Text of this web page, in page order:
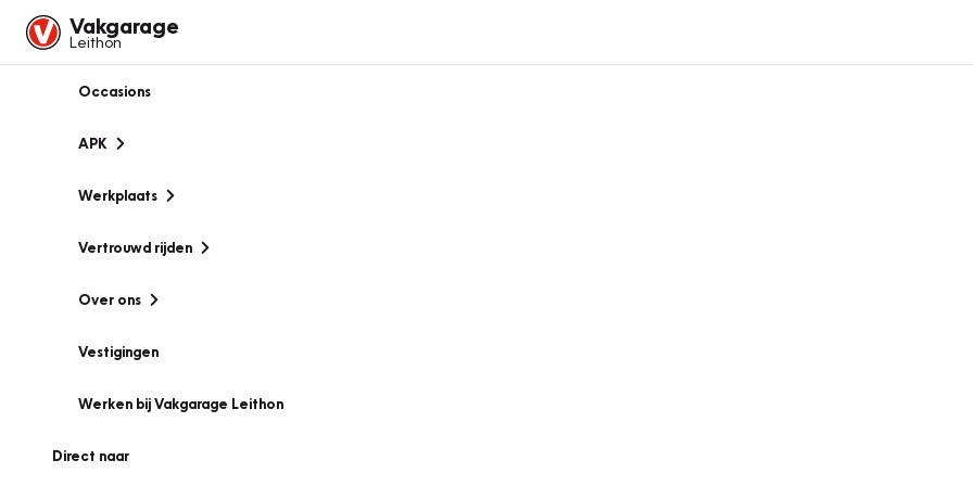
Vakgarage
Leithon
Occasions
APK
Werkplaats
Vertrouwd rijden
Over ons
Vestigingen
Werken bij Vakgarage Leithon
Direct naar